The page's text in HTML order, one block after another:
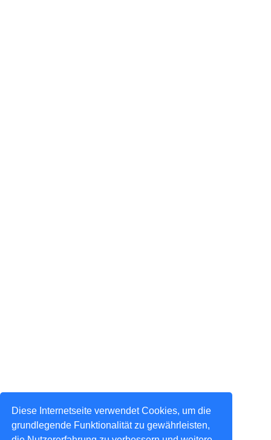
Diese Internetseite verwendet Cookies, um die
grundlegende Funktionalität zu gewährleisten,